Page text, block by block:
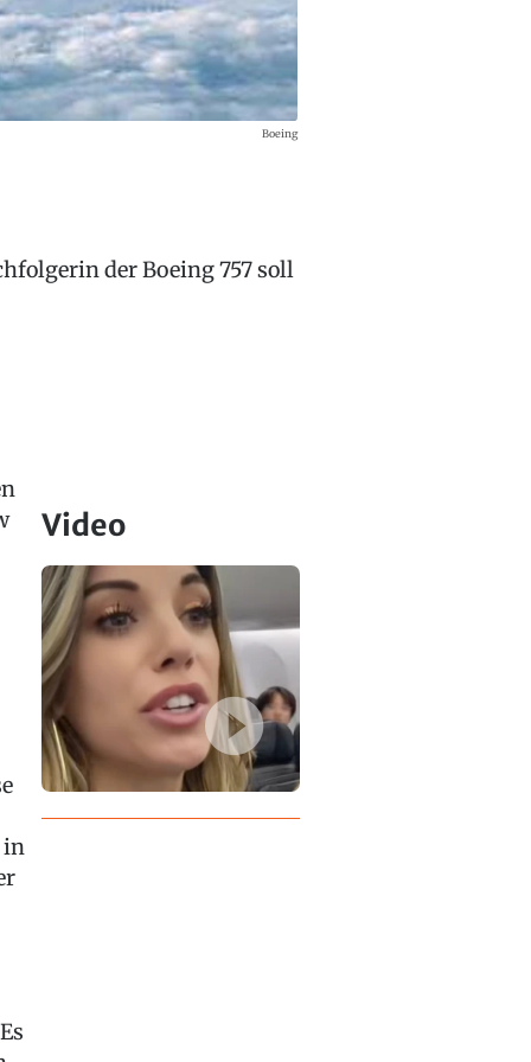
Boeing
der Boeing 757 soll
in
Video